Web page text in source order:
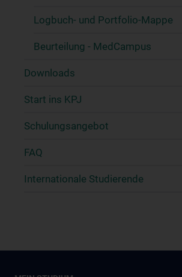
Logbuch- und Portfolio-Mappe
Beurteilung - MedCampus
Downloads
Start ins KPJ
Schulungsangebot
FAQ
Internationale Studierende